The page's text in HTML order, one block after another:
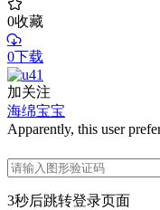
0收藏
0下载
加关注
海绵宝宝
Apparently, this user
3秒后跳转登录页面